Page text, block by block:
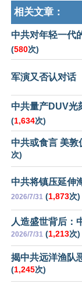
相关文章：
中共对年轻一代
(580次)
军演又否认对
中共量产DUV光
(1,634次)
中共或食言 美敦
次)
中共将镇压延伸
2026/7/31 (1,873次)
人造盛世背后：
2026/7/31 (1,213次)
揭中共远洋渔队
(1,245次)